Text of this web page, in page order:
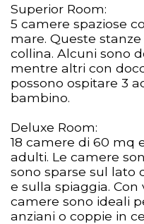
Superior Room:
5 camere spaziose
mare. Queste
collina. Alcuni sono
mentre altri con
possono ospitare 3
bambino.
Deluxe Room:
18 camere di 60 mq
adulti. Le camere
sono sparse sul lato
e sulla spiaggia.
camere sono ideali
anziani o coppie in